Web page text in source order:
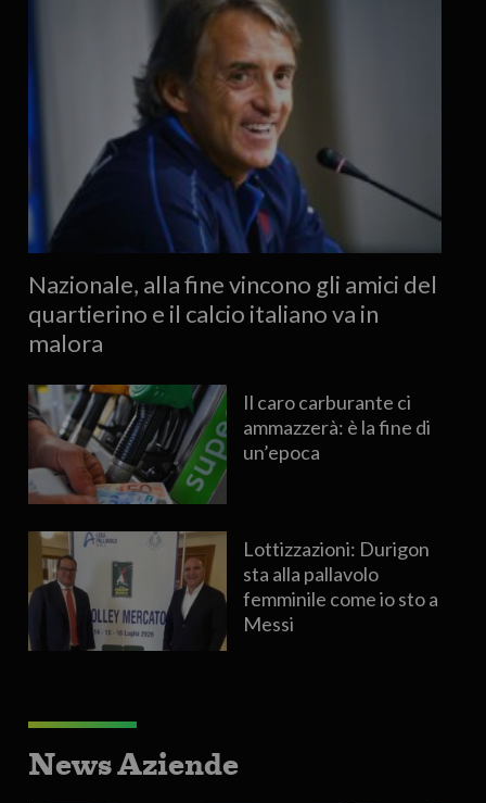
Nazionale, alla fine vincono gli amici del
quartierino e il calcio italiano va in
malora
Il caro carburante ci
ammazzerà: è la fine di
un’epoca
Lottizzazioni: Durigon
sta alla pallavolo
femminile come io sto a
Messi
News Aziende